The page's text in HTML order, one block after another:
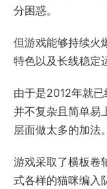
分困惑。
但游戏能够持续火
特色以及长线稳定
由于是2012年就
并不复杂且简单易
层面做太多的加法。
游戏采取了横板卷
式各样的猫咪编入